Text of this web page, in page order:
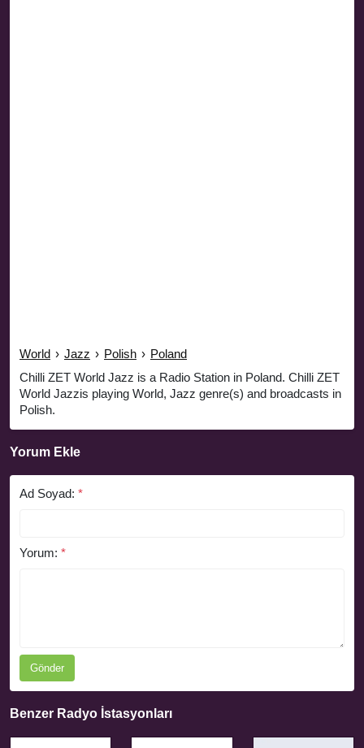
World › Jazz › Polish › Poland
Chilli ZET World Jazz is a Radio Station in Poland. Chilli ZET
World Jazzis playing World, Jazz genre(s) and broadcasts in
Polish.
Yorum Ekle
Ad Soyad: *
Yorum: *
Gönder
Benzer Radyo İstasyonları